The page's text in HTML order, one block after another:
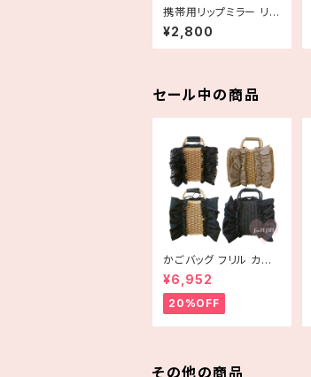
携帯用リップミラー リッ
プビュー リップケース
鏡【Stratton ストラット
ン】
¥2,800
セール中の商品
かごバッグ フリル カゴ
バッグ bag 手編み ハ
ンドメイド
¥6,952
20%OFF
その他の商品